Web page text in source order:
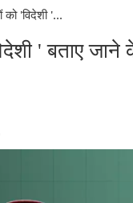
को 'विदेशी '...
' बताए